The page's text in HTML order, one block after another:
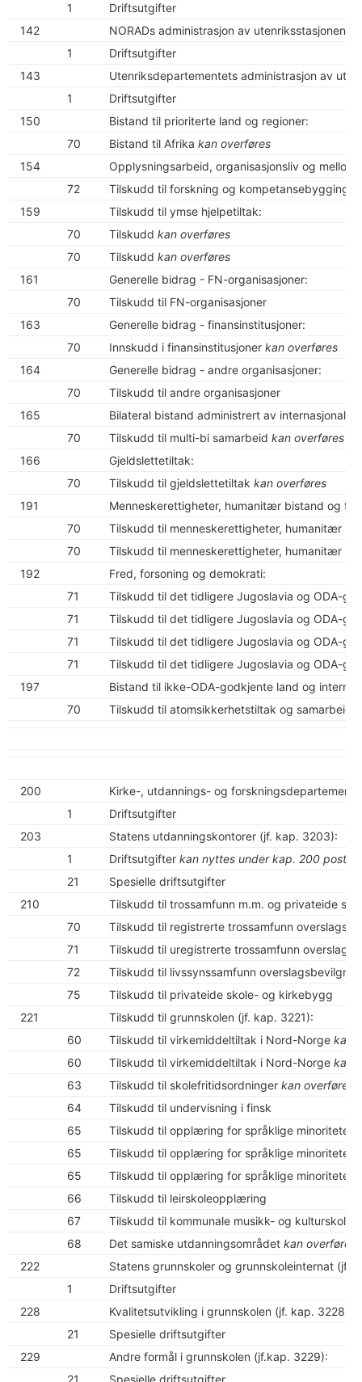
1
Driftsutgifter
142
NORADs administrasjon av utenriksstasjonene:
1
Driftsutgifter
143
Utenriksdepartementets administrasjon av
1
Driftsutgifter
150
Bistand til prioriterte land og regioner:
70
Bistand til Afrika kan overføres
154
Opplysningsarbeid, organisasjonsliv og
72
Tilskudd til forskning og kompetansebygging i
159
Tilskudd til ymse hjelpetiltak:
70
Tilskudd kan overføres
70
Tilskudd kan overføres
161
Generelle bidrag - FN-organisasjoner:
70
Tilskudd til FN-organisasjoner
163
Generelle bidrag - finansinstitusjoner:
70
Innskudd i finansinstitusjoner kan overføres
164
Generelle bidrag - andre organisasjoner:
70
Tilskudd til andre organisasjoner
165
Bilateral bistand administrert av internasjonale
70
Tilskudd til multi-bi samarbeid kan overføres
166
Gjeldslettetiltak:
70
Tilskudd til gjeldslettetiltak kan overføres
191
Menneskerettigheter, humanitær bistand og
70
Tilskudd til menneskerettigheter, humanitær
70
Tilskudd til menneskerettigheter, humanitær
192
Fred, forsoning og demokrati:
71
Tilskudd til det tidligere Jugoslavia og ODA-
71
Tilskudd til det tidligere Jugoslavia og ODA-
71
Tilskudd til det tidligere Jugoslavia og ODA-
71
Tilskudd til det tidligere Jugoslavia og ODA-
197
Bistand til ikke-ODA-godkjente land og
70
Tilskudd til atomsikkerhetstiltak og
200
Kirke-, utdannings- og
1
Driftsutgifter
203
Statens utdanningskontorer (jf. kap. 3203):
1
Driftsutgifter kan nyttes under kap. 200 post 1
21
Spesielle driftsutgifter
210
Tilskudd til trossamfunn m.m. og privateide
70
Tilskudd til registrerte trossamfunn
71
Tilskudd til uregistrerte trossamfunn
72
Tilskudd til livssynssamfunn
75
Tilskudd til privateide skole- og kirkebygg
221
Tilskudd til grunnskolen (jf. kap. 3221):
60
Tilskudd til virkemiddeltiltak i Nord-Norge kan
60
Tilskudd til virkemiddeltiltak i Nord-Norge kan
63
Tilskudd til skolefritidsordninger kan overføres
64
Tilskudd til undervisning i finsk
65
Tilskudd til opplæring for språklige minoriteter i
65
Tilskudd til opplæring for språklige minoriteter i
65
Tilskudd til opplæring for språklige minoriteter i
66
Tilskudd til leirskoleopplæring
67
Tilskudd til kommunale musikk- og kulturskoler
68
Det samiske utdanningsområdet kan overføres
222
Statens grunnskoler og grunnskoleinternat (jf.
1
Driftsutgifter
228
Kvalitetsutvikling i grunnskolen (jf. kap. 3228):
21
Spesielle driftsutgifter
229
Andre formål i grunnskolen (jf.kap. 3229):
21
Spesielle driftsutgifter